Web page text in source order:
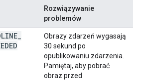
Rozwiązywanie
problemów
Obrazy zdarzeń wygasają
30 sekund po
opublikowaniu zdarzenia.
Pamiętaj, aby pobrać
obraz przed